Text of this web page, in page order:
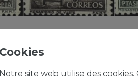
Cookies
Notre site web utilise des